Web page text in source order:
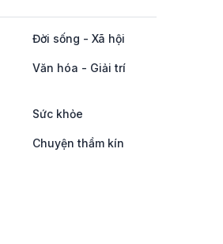
Đời sống - Xã hội
Văn hóa - Giải trí
Sức khỏe
Chuyện thầm kín